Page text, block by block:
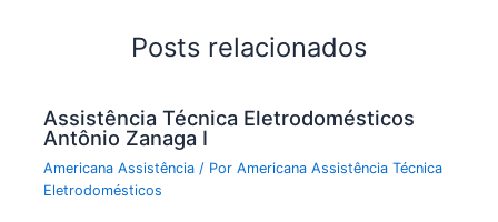
Posts relacionados
Assistência Técnica Eletrodomésticos
Antônio Zanaga I
Americana Assistência / PorAmericana Assistência Técnica
Eletrodomésticos